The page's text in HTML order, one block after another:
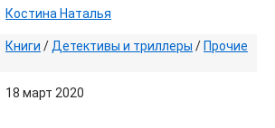
Костина Наталья
Книги / Детективы и триллеры / Прочие
18 март 2020